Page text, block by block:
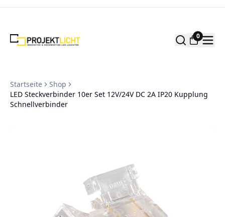
Zum Inhalt springen
0
Startseite
Shop
LED Steckverbinder 10er Set 12V/24V DC 2A IP20 Kupplung
Schnellverbinder